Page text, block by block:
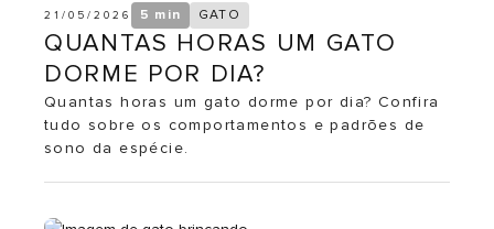
21/05/2026 5 min GATO
QUANTAS HORAS UM GATO
DORME POR DIA?
Quantas horas um gato dorme por dia? Confira
tudo sobre os comportamentos e padrões de
sono da espécie.